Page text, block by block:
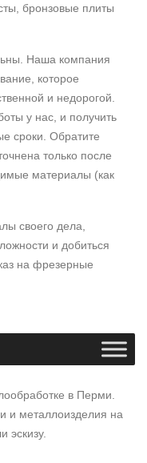
бронзовые плиты
Наша компания
которое
и недорогой.
у нас, и получить
сроки. Обратите
только после
материалы (как
своего дела,
и добиться
на фрезерные
в Перми.
и металлоизделия на
эскизу.